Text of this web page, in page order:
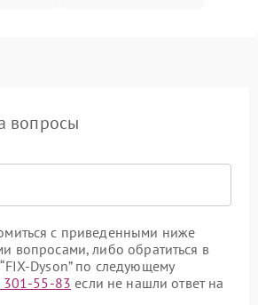
вопросы
с приведенными ниже
вопросами, либо обратиться в
Dyson” по следующему
301-55-83 если не нашли ответ на